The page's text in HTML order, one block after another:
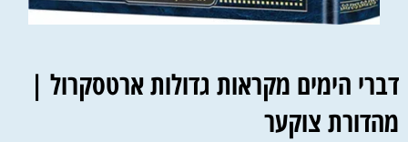
דברי הימים מקראות גדולות ארטסקרול |
מהדורת צוקער